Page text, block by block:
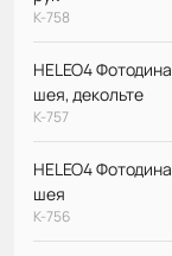
К-758
HELEO4
шея, декольте
К-757
HELEO4
шея
К-756